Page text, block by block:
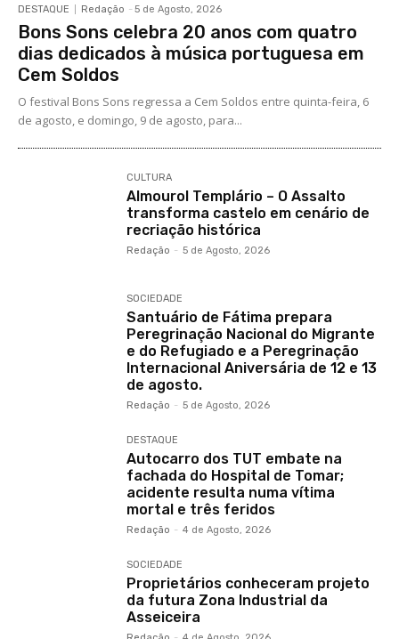
DESTAQUE Redação - 5 de Agosto, 2026
Bons Sons celebra 20 anos com quatro
dias dedicados à música portuguesa em
Cem Soldos
O festival Bons Sons regressa a Cem Soldos entre quinta-feira, 6
de agosto, e domingo, 9 de agosto, para...
CULTURA
Almourol Templário – O Assalto
transforma castelo em cenário de
recriação histórica
Redação - 5 de Agosto, 2026
SOCIEDADE
Santuário de Fátima prepara
Peregrinação Nacional do Migrante
e do Refugiado e a Peregrinação
Internacional Aniversária de 12 e 13
de agosto.
Redação - 5 de Agosto, 2026
DESTAQUE
Autocarro dos TUT embate na
fachada do Hospital de Tomar;
acidente resulta numa vítima
mortal e três feridos
Redação - 4 de Agosto, 2026
SOCIEDADE
Proprietários conheceram projeto
da futura Zona Industrial da
Asseiceira